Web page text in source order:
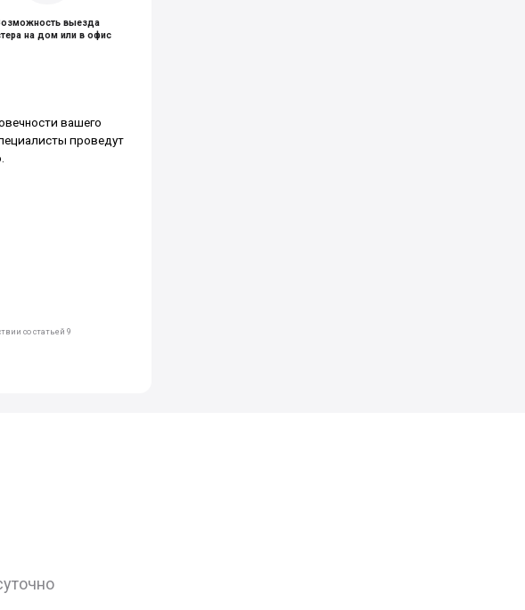
выезда
на дом или в офис
вашего
проведут
со статьей 9